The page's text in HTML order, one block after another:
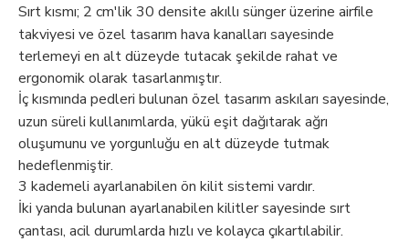
Sırt kısmı; 2 cm'lik 30 densite akıllı sünger üzerine airfile
takviyesi ve özel tasarım hava kanalları sayesinde
terlemeyi en alt düzeyde tutacak şekilde rahat ve
ergonomik olarak tasarlanmıştır.
İç kısmında pedleri bulunan özel tasarım askıları sayesinde,
uzun süreli kullanımlarda, yükü eşit dağıtarak ağrı
oluşumunu ve yorgunluğu en alt düzeyde tutmak
hedeflenmiştir.
3 kademeli ayarlanabilen ön kilit sistemi vardır.
İki yanda bulunan ayarlanabilen kilitler sayesinde sırt
çantası, acil durumlarda hızlı ve kolayca çıkartılabilir.